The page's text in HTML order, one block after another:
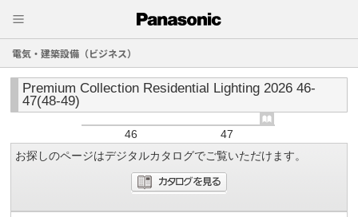
電気・建築設備（ビジネス）
Premium Collection Residential Lighting 2026 46-
47(48-49)
46
47
お探しのページはデジタルカタログでご覧いただけます。